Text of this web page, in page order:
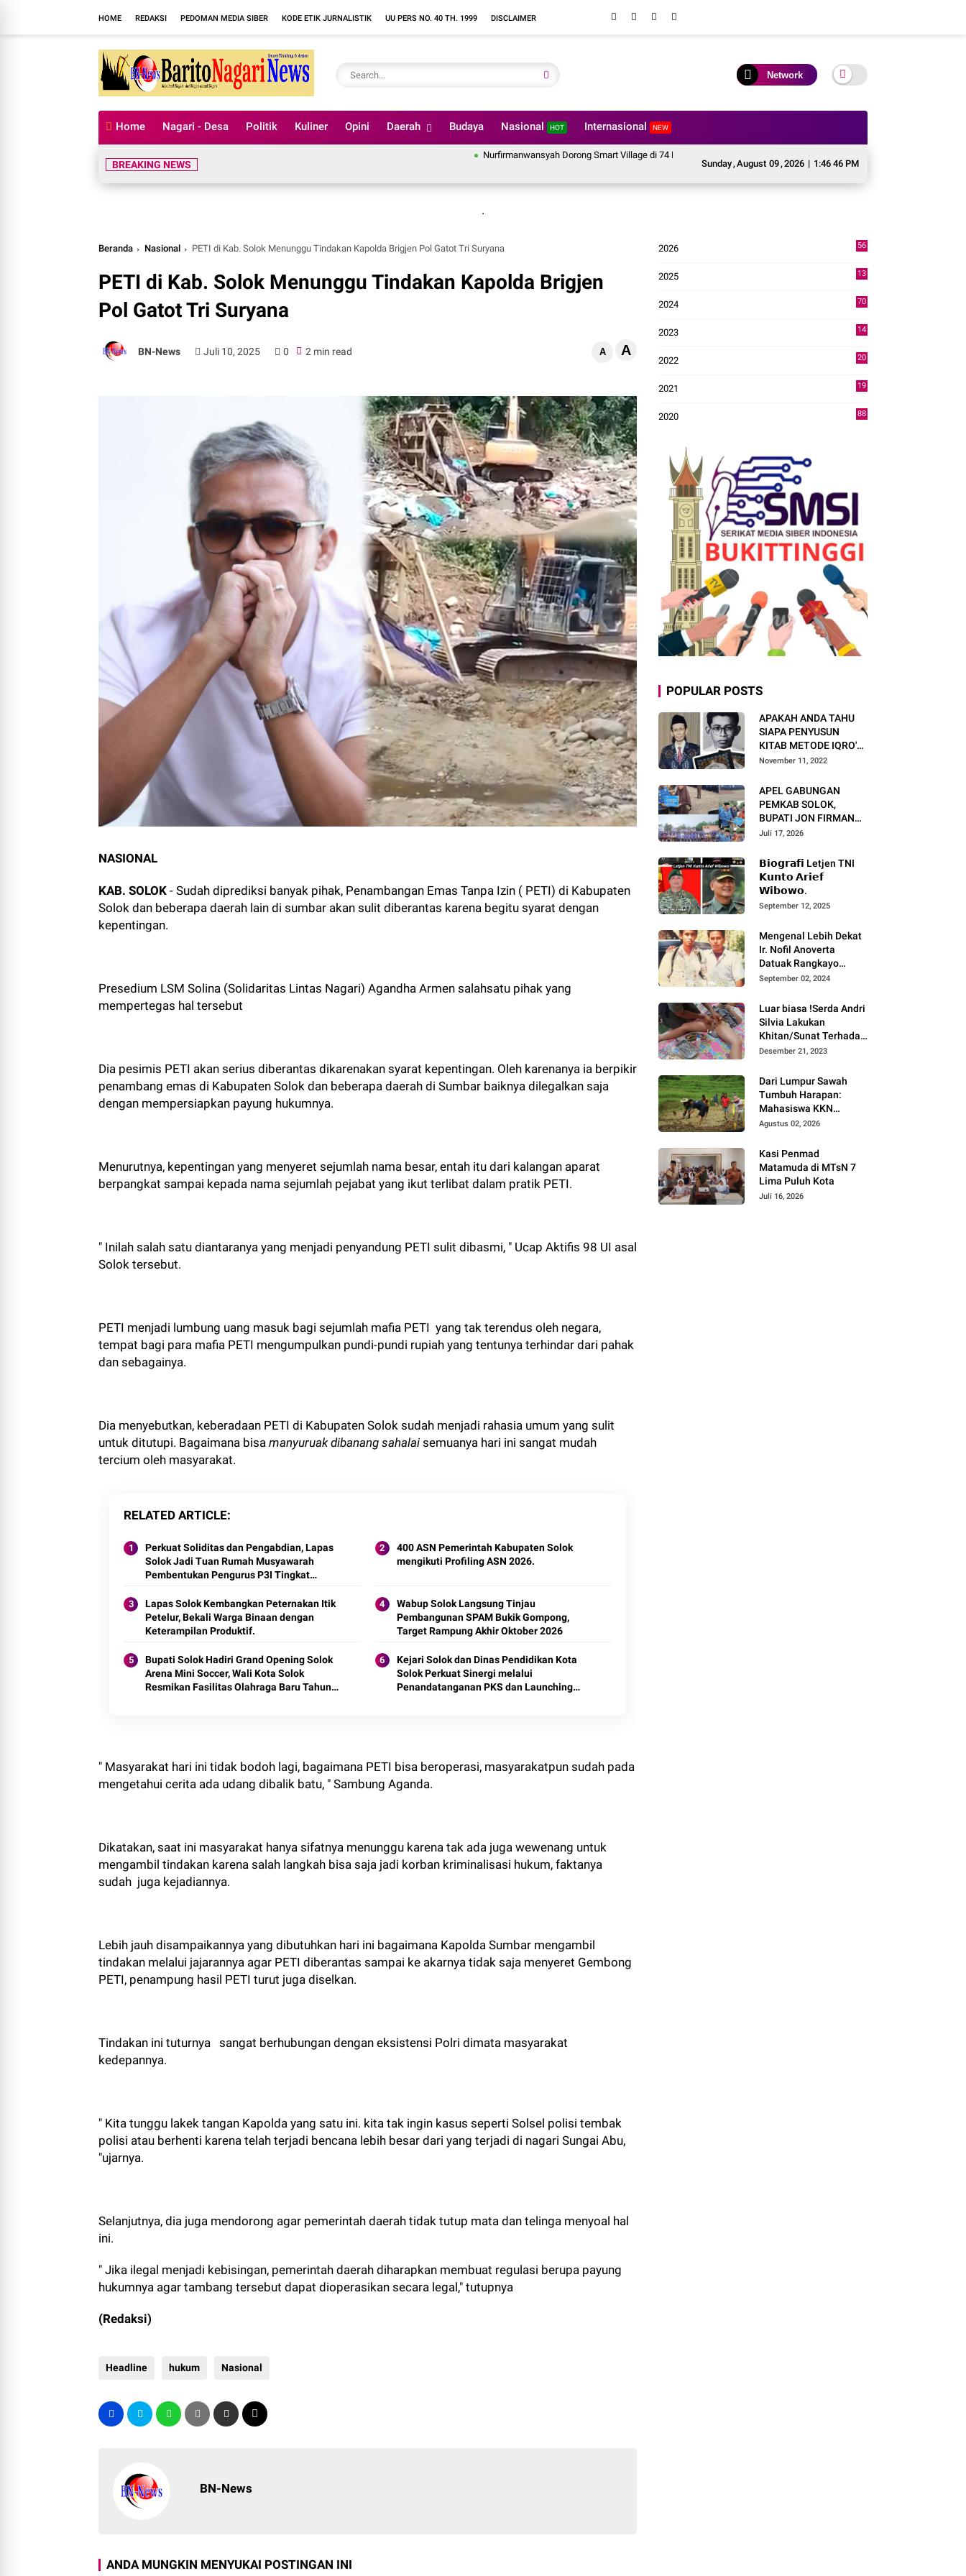
HOME REDAKSI PEDOMAN MEDIA SIBER KODE ETIK JURNALISTIK UU PERS NO. 40 TH. 1999 DISCLAIMER
Network
Home Nagari - Desa Politik Kuliner Opini Daerah Budaya Nasional HOT Internasional NEW
Sunday,August 09,2026 | 1:46 48 PM
BREAKING NEWS
Nurfirmanwansyah Dorong Smart Village di 74 Nagari Kabupaten Solok, Siapkan Generasi Digital Menuju Indonesia Emas 2045.
.
Beranda Nasional PETI di Kab. Solok Menunggu Tindakan Kapolda Brigjen Pol Gatot Tri Suryana
PETI di Kab. Solok Menunggu Tindakan Kapolda Brigjen
Pol Gatot Tri Suryana
BN-News Juli 10, 2025 0 2 min read A A
NASIONAL
KAB. SOLOK - Sudah diprediksi banyak pihak, Penambangan Emas Tanpa Izin ( PETI) di Kabupaten
Solok dan beberapa daerah lain di sumbar akan sulit diberantas karena begitu syarat dengan
kepentingan.
Presedium LSM Solina (Solidaritas Lintas Nagari) Agandha Armen salahsatu pihak yang
mempertegas hal tersebut
Dia pesimis PETI akan serius diberantas dikarenakan syarat kepentingan. Oleh karenanya ia berpikir
penambang emas di Kabupaten Solok dan beberapa daerah di Sumbar baiknya dilegalkan saja
dengan mempersiapkan payung hukumnya.
Menurutnya, kepentingan yang menyeret sejumlah nama besar, entah itu dari kalangan aparat
berpangkat sampai kepada nama sejumlah pejabat yang ikut terlibat dalam pratik PETI.
" Inilah salah satu diantaranya yang menjadi penyandung PETI sulit dibasmi, " Ucap Aktifis 98 UI asal
Solok tersebut.
PETI menjadi lumbung uang masuk bagi sejumlah mafia PETI yang tak terendus oleh negara,
tempat bagi para mafia PETI mengumpulkan pundi-pundi rupiah yang tentunya terhindar dari pahak
dan sebagainya.
Dia menyebutkan, keberadaan PETI di Kabupaten Solok sudah menjadi rahasia umum yang sulit
untuk ditutupi. Bagaimana bisa manyuruak dibanang sahalai semuanya hari ini sangat mudah
tercium oleh masyarakat.
RELATED ARTICLE
Perkuat Soliditas dan Pengabdian, Lapas
Solok Jadi Tuan Rumah Musyawarah
Pembentukan Pengurus P3I Tingkat
400 ASN Pemerintah Kabupaten Solok
mengikuti Profiling ASN 2026.
Lapas Solok Kembangkan Peternakan Itik
Petelur, Bekali Warga Binaan dengan
Keterampilan Produktif.
Wabup Solok Langsung Tinjau
Pembangunan SPAM Bukik Gompong,
Target Rampung Akhir Oktober 2026
Bupati Solok Hadiri Grand Opening Solok
Arena Mini Soccer, Wali Kota Solok
Resmikan Fasilitas Olahraga Baru Tahun
Kejari Solok dan Dinas Pendidikan Kota
Solok Perkuat Sinergi melalui
Penandatanganan PKS dan Launching
" Masyarakat hari ini tidak bodoh lagi, bagaimana PETI bisa beroperasi, masyarakatpun sudah pada
mengetahui cerita ada udang dibalik batu, " Sambung Aganda.
Dikatakan, saat ini masyarakat hanya sifatnya menunggu karena tak ada juga wewenang untuk
mengambil tindakan karena salah langkah bisa saja jadi korban kriminalisasi hukum, faktanya
sudah juga kejadiannya.
Lebih jauh disampaikannya yang dibutuhkan hari ini bagaimana Kapolda Sumbar mengambil
tindakan melalui jajarannya agar PETI diberantas sampai ke akarnya tidak saja menyeret Gembong
PETI, penampung hasil PETI turut juga diselkan.
Tindakan ini tuturnya sangat berhubungan dengan eksistensi Polri dimata masyarakat
kedepannya.
" Kita tunggu lakek tangan Kapolda yang satu ini. kita tak ingin kasus seperti Solsel polisi tembak
polisi atau berhenti karena telah terjadi bencana lebih besar dari yang terjadi di nagari Sungai Abu,
"ujarnya.
Selanjutnya, dia juga mendorong agar pemerintah daerah tidak tutup mata dan telinga menyoal hal
ini.
" Jika ilegal menjadi kebisingan, pemerintah daerah diharapkan membuat regulasi berupa payung
hukumnya agar tambang tersebut dapat dioperasikan secara legal," tutupnya
(Redaksi)
Headline hukum Nasional
BN-News
ANDA MUNGKIN MENYUKAI POSTINGAN INI
2026
56
2025
13
2024
70
2023
14
2022
20
2021
19
2020
88
POPULAR POSTS
APAKAH ANDA TAHU
SIAPA PENYUSUN
KITAB METODE IQRO'?
INI BIOGRAFI KH. AS'AD
November 11, 2022
APEL GABUNGAN
PEMKAB SOLOK,
BUPATI JON FIRMAN
PANDU TEKANKAN ASN
DAN PELAYANAN
MASYARAKAT.
Juli 17, 2026
𝗕𝗶𝗼𝗴𝗿𝗮𝗳𝗶 Letjen TNI
𝗞𝘂𝗻𝘁𝗼 𝗔𝗿𝗶𝗲𝗳
𝗪𝗶𝗯𝗼𝘄𝗼.
September 12, 2025
Mengenal Lebih Dekat
Ir. Nofil Anoverta
Datuak Rangkayo
Batuah Cawako
September 02, 2024
Luar biasa !Serda Andri
Silvia Lakukan
Khitan/Sunat Terhadap
Anak Warga Binaannya
Desember 21, 2023
Dari Lumpur Sawah
Tumbuh Harapan:
Mahasiswa KKN
Universitas Andalas
Program Sawah Pokok
Murah di Jorong Bayua
Agustus 02, 2026
Kasi Penmad
Matamuda di MTsN 7
Lima Puluh Kota
Juli 16, 2026